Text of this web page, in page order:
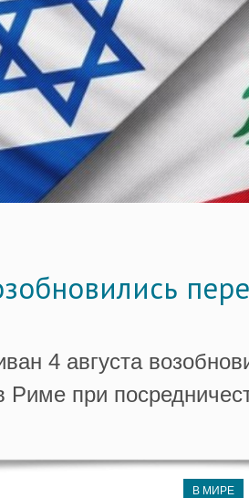
4 августа
Риме при
В МИРЕ